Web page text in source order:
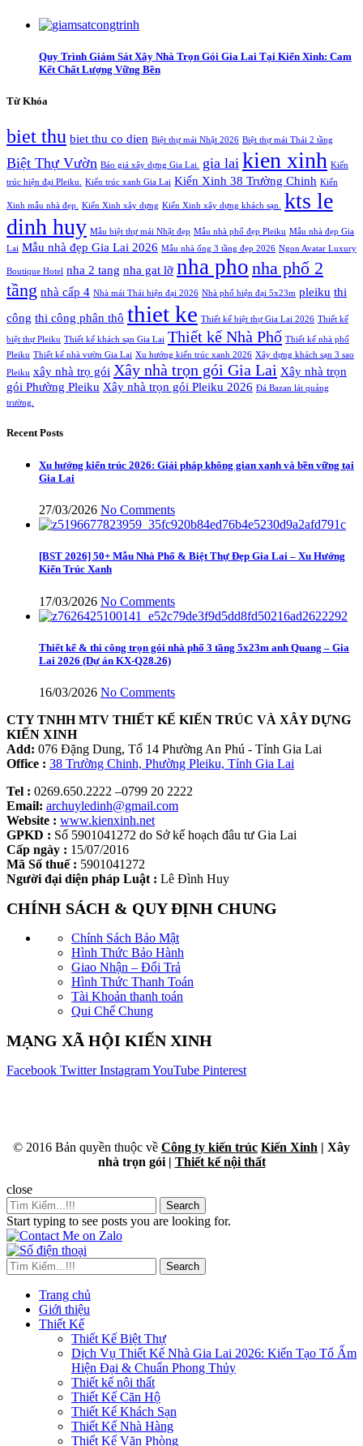
Quy Trình Giám Sát Xây Nhà Trọn Gói Gia Lai Tại Kiến Xinh: Cam
Kết Chất Lượng Vững Bền
Từ Khóa
biet thu biet thu co dien Biệt thự mái Nhật 2026 Biệt thự mái Thái 2 tầng
Biệt Thự Vườn Báo giá xây dựng Gia Lai. gia lai kien xinh Kiến
trúc hiện đại Pleiku.
Kiến trúc xanh Gia Lai Kiến Xinh 38 Trường Chinh Kiến
Xinh mẫu nhà đẹp. Kiến Xinh xây dựng Kiến Xinh xây dựng khách sạn.
kts le
dinh huy Mẫu biệt thự mái Nhật đẹp Mẫu nhà phố đẹp Pleiku Mẫu nhà đẹp Gia
Lai Mẫu nhà đẹp Gia Lai 2026 Mẫu nhà ống 3 tầng đẹp 2026 Ngon Avatar Luxury
Boutique Hotel nha 2 tang nha gat lỡ nha pho nha phố 2
tầng nhà cấp 4 Nhà mái Thái hiện đại 2026 Nhà phố hiện đại 5x23m pleiku thi
công thi công phân thô thiet ke Thiết kế biệt thự Gia Lai 2026 Thiết kế
biệt thự Pleiku Thiết kế khách sạn Gia Lai Thiết kế Nhà Phố Thiết kế nhà phố
Pleiku Thiết kế nhà vườn Gia Lai Xu hướng kiến trúc xanh 2026 Xây dựng khách sạn 3 sao
Pleiku xây nhà trọ gói Xây nhà trọn gói Gia Lai Xây nhà trọn
gói Phường Pleiku Xây nhà trọn gói Pleiku 2026 Đá Bazan lát quảng
trường.
Recent Posts
Xu hướng kiến trúc 2026: Giải pháp không gian xanh và bền vững tại
Gia Lai
27/03/2026 No Comments
[BST 2026] 50+ Mẫu Nhà Phố & Biệt Thự Đẹp Gia Lai – Xu Hướng
Kiến Trúc Xanh
17/03/2026 No Comments
Thiết kế & thi công trọn gói nhà phố 3 tầng 5x23m anh Quang – Gia
Lai 2026 (Dự án KX-Q28.26)
16/03/2026 No Comments
CTY TNHH MTV THIẾT KẾ KIẾN TRÚC VÀ XÂY DỰNG
KIẾN XINH
Add: 076 Đặng Dung, Tổ 14 Phường An Phú - Tỉnh Gia Lai
Office : 38 Trường Chinh, Phường Pleiku, Tỉnh Gia Lai
Tel : 0269.650.2222 –0799 20 2222
Email: archuyledinh@gmail.com
Website : www.kienxinh.net
GPKD : Số 5901041272 do Sở kế hoạch đâu tư Gia Lai
Cấp ngày : 15/07/2016
Mã Số thuế : 5901041272
Người đại diện pháp Luật : Lê Đình Huy
CHÍNH SÁCH & QUY ĐỊNH CHUNG
Chính Sách Bảo Mật
Hình Thức Bảo Hành
Giao Nhận – Đổi Trả
Hình Thức Thanh Toán
Tài Khoản thanh toán
Qui Chế Chung
MẠNG XÃ HỘI KIẾN XINH
Facebook Twitter InstagramYouTube Pinterest
© 2016 Bản quyền thuộc về Công ty kiến trúc Kiến Xinh | Xây
nhà trọn gói | Thiết kế nội thất
close
Search
Start typing to see posts you are looking for.
Search
Trang chủ
Giới thiệu
Thiết Kế
Thiết Kế Biệt Thự
Dịch Vụ Thiết Kế Nhà Gia Lai 2026: Kiến Tạo Tổ Ấm
Hiện Đại & Chuẩn Phong Thủy
Thiết kế nội thất
Thiết Kế Căn Hộ
Thiết Kế Khách Sạn
Thiết Kế Nhà Hàng
Thiết Kế Văn Phòng